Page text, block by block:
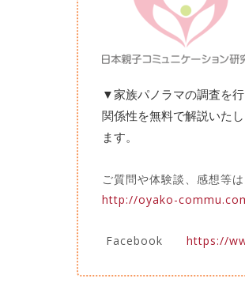
▼家族パノラマの調査を
関係性を無料で解説いたし
ます。
ご質問や体験談、
http://oyako-
Facebook https://